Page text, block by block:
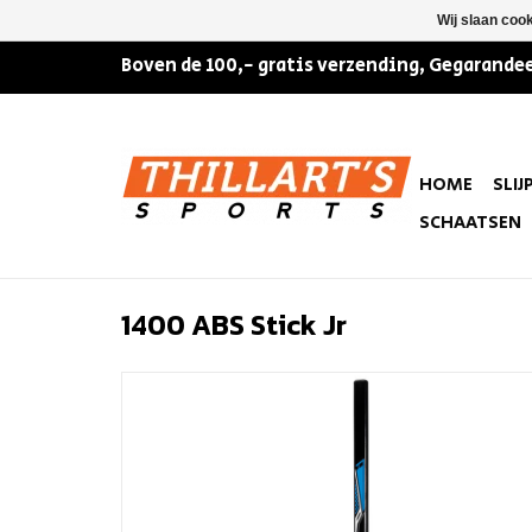
Boven de 100,- gratis verzending,
HOME
SCHAATSEN
1400 ABS Stick Jr
Wij slaan